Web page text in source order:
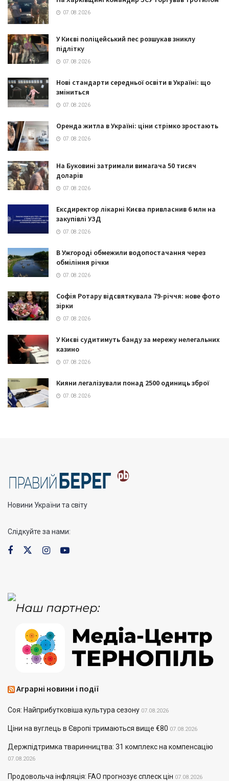
07.08.2026
У Києві поліцейський пес розшукав зниклу
підлітку
07.08.2026
Нові стандарти середньої освіти в Україні: що
зміниться
07.08.2026
Оренда житла в Україні: ціни стрімко зростають
07.08.2026
На Буковині затримали вимагача 50 тисяч
доларів
07.08.2026
Ексдиректор лікарні Києва привласнив 6 млн на
закупівлі УЗД
07.08.2026
В Ужгороді обмежили водопостачання через
обміління річки
07.08.2026
Софія Ротару відсвяткувала 79-річчя: нове фото
зірки
07.08.2026
У Києві судитимуть банду за мережу нелегальних
казино
07.08.2026
Кияни легалізували понад 2500 одиниць зброї
07.08.2026
Новини України та світу
Слідкуйте за нами:
Аграрні новини і події
Соя: Найприбутковіша культура сезону 07.08.2026
Ціни на вуглець в Європі тримаються вище €80 07.08.2026
Держпідтримка тваринництва: 31 комплекс на компенсацію
07.08.2026
Продовольча інфляція: FAO прогнозує сплеск цін 07.08.2026